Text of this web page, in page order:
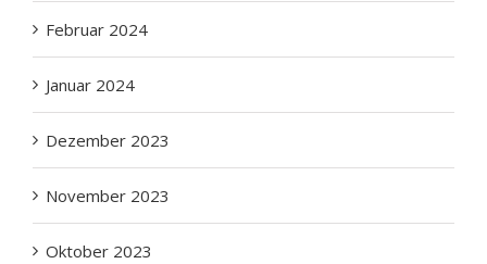
Februar 2024
Januar 2024
Dezember 2023
November 2023
Oktober 2023